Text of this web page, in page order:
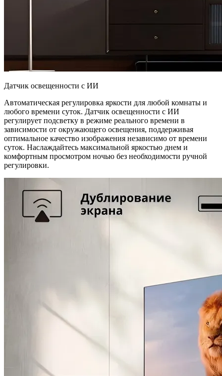
Датчик освещенности с ИИ
Автоматическая регулировка яркости для любой комнаты и
любого времени суток. Датчик освещенности с ИИ
регулирует подсветку в режиме реального времени в
зависимости от окружающего освещения, поддерживая
оптимальное качество изображения независимо от времени
суток. Наслаждайтесь максимальной яркостью днем и
комфортным просмотром ночью без необходимости ручной
регулировки.